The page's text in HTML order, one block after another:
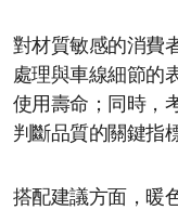
對材質敏感的消費
處理與車線細節的
使用壽命；同時，
判斷品質的關鍵指標
搭配建議方面，暖